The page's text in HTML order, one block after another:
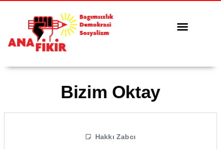
Bizim Oktay
Hakkı Zabcı